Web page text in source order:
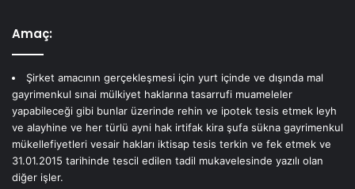
Amaç:
Şirket amacının gerçekleşmesi için yurt içinde ve dışında mal
gayrimenkul sınai mülkiyet haklarına tasarrufi muameleler
yapabileceği gibi bunlar üzerinde rehin ve ipotek tesis etmek leyh
ve alayhine ve her türlü ayni hak irtifak kira şufa sükna gayrimenkul
mükellefiyetleri vesair hakları iktisap tesis terkin ve fek etmek ve
31.01.2015 tarihinde tescil edilen tadil mukavelesinde yazılı olan
diğer işler.